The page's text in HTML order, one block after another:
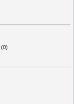
(0)